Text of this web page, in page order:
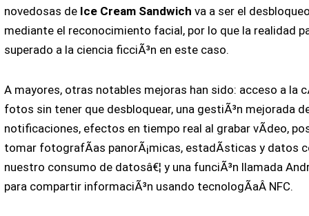
novedosas deIce Cream Sandwich va a ser el
mediante el reconocimiento facial, por lo que la realidad
superado a la ciencia ficciÃ³n en este caso.
A mayores, otras notables mejoras han sido: acceso a la
fotos sin tener que desbloquear, una gestiÃ³n mejorada
notificaciones, efectos en tiempo real al grabar vÃ­deo,
tomar fotografÃ­as panorÃ¡micas, estadÃ­sticas y datos
nuestro consumo de datosâ€¦ y una funciÃ³n llamada
para compartir informaciÃ³n usando tecnologÃ­aÂ NFC.